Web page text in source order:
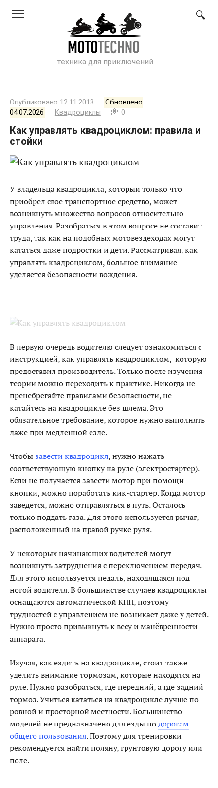
техника для приключений
Опубликовано 12.11.2018
Обновлено
04.07.2026
Квадроциклы 0
Как управлять квадроциклом: правила и
стойки
У владельца квадроцикла, который только что
приобрел свое транспортное средство, может
возникнуть множество вопросов относительно
управления. Разобраться в этом вопросе не составит
труда, так как на подобных мотовездеходах могут
кататься даже подростки и дети. Рассматривая, как
управлять квадроциклом, большое внимание
уделяется безопасности вождения.
В первую очередь водителю следует ознакомиться с
инструкцией, как управлять квадроциклом, которую
предоставил производитель. Только после изучения
теории можно переходить к практике. Никогда не
пренебрегайте правилами безопасности, не
катайтесь на квадроцикле без шлема. Это
обязательное требование, которое нужно выполнять
даже при медленной езде.
Чтобызавести квадроцикл, нужно нажать
соответствующую кнопку на руле (электростартер).
Если не получается завести мотор при помощи
кнопки, можно поработать кик-стартер. Когда мотор
заведется, можно отправляться в путь. Осталось
только поддать газа. Для этого используется рычаг,
расположенный на правой ручке руля.
У некоторых начинающих водителей могут
возникнуть затруднения с переключением передач.
Для этого используется педаль, находящаяся под
ногой водителя. В большинстве случаев квадроциклы
оснащаются автоматической КПП, поэтому
трудностей с управлением не возникает даже у детей.
Нужно просто привыкнуть к весу и манёвренности
аппарата.
Изучая, как ездить на квадроцикле, стоит также
уделить внимание тормозам, которые находятся на
руле. Нужно разобраться, где передний, а где задний
тормоз. Учиться кататься на квадроцикле лучше по
ровной и просторной местности. Большинство
моделей не предназначено для езды подорогам
общего пользования. Поэтому для тренировки
рекомендуется найти поляну, грунтовую дорогу или
поле.